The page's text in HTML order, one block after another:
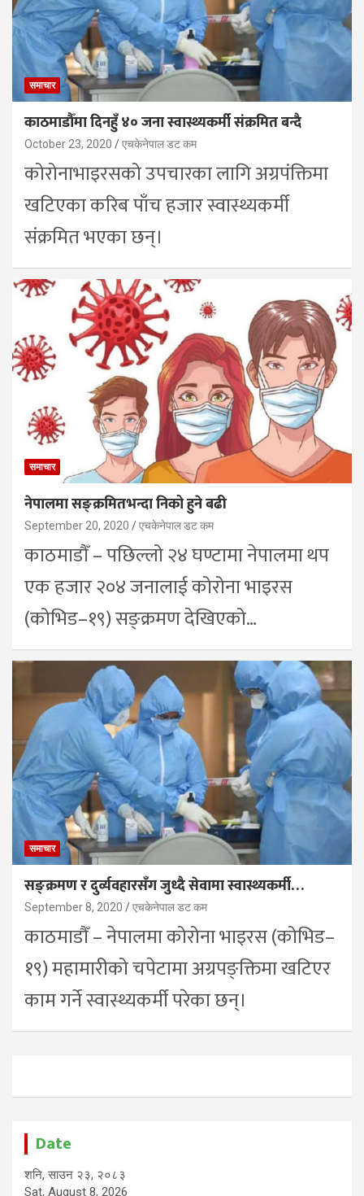
समाचार
काठमाडौँमा दिनहुँ ४० जना स्वास्थ्यकर्मी संक्रमित बन्दै
October 23, 2020 एचकेनेपाल डट कम
कोरोनाभाइरसको उपचारका लागि अग्रपंक्तिमा
खटिएका करिब पाँच हजार स्वास्थ्यकर्मी
संक्रमित भएका छन्।
समाचार
नेपालमा सङ्क्रमितभन्दा निको हुने बढी
September 20, 2020 एचकेनेपाल डट कम
काठमाडौँ – पछिल्लो २४ घण्टामा नेपालमा थप
एक हजार २०४ जनालाई कोरोना भाइरस
(कोभिड–१९) सङ्क्रमण देखिएको…
समाचार
सङ्क्रमण र दुर्व्यवहारसँग जुध्दै सेवामा स्वास्थ्यकर्मी…
September 8, 2020 एचकेनेपाल डट कम
काठमाडौँ – नेपालमा कोरोना भाइरस (कोभिड–
१९) महामारीको चपेटामा अग्रपङ्क्तिमा खटिएर
काम गर्ने स्वास्थ्यकर्मी परेका छन्।
Date
शनि, साउन २३, २०८३
Sat, August 8, 2026